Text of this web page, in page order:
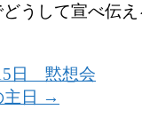
うして宣べ伝え
日 黙想会
日 →